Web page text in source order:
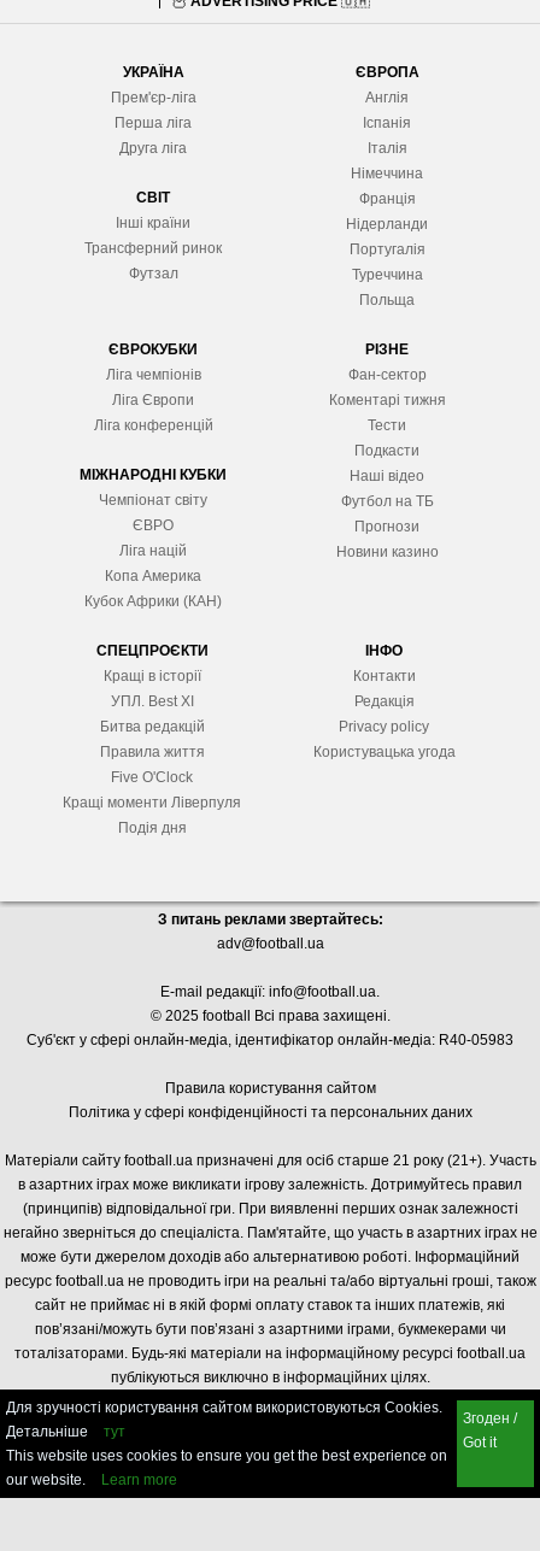
УКРАЇНА
Прем'єр-ліга
Перша ліга
Друга ліга
СВІТ
Інші країни
Трансферний ринок
Футзал
ЄВРОПА
Англія
Іспанія
Італія
Німеччина
Франція
Нідерланди
Португалія
Туреччина
Польща
ЄВРОКУБКИ
Ліга чемпіонів
Ліга Європи
Ліга конференцій
МІЖНАРОДНІ КУБКИ
Чемпіонат світу
ЄВРО
Ліга націй
Копа Америка
Кубок Африки (КАН)
РІЗНЕ
Фан-сектор
Коментарі тижня
Тести
Подкасти
Наші відео
Футбол на ТБ
Прогнози
Новини казино
СПЕЦПРОЄКТИ
Кращі в історії
УПЛ. Best XІ
Битва редакцій
Правила життя
Five O'Clock
Кращі моменти Ліверпуля
Подія дня
ІНФО
Контакти
Редакція
Privacy policy
Користувацька угода
З питань реклами звертайтесь:
adv@football.ua
E-mail редакції: info@football.ua.
© 2025 football Всі права захищені.
Суб'єкт у сфері онлайн-медіа, ідентифікатор онлайн-медіа: R40-05983
Правила користування сайтом
Політика у сфері конфіденційності та персональних даних
Матеріали сайту football.ua призначені для осіб старше 21 року (21+). Участь
в азартних іграх може викликати ігрову залежність. Дотримуйтесь правил
(принципів) відповідальної гри. При виявленні перших ознак залежності
негайно зверніться до спеціаліста. Пам'ятайте, що участь в азартних іграх не
може бути джерелом доходів або альтернативою роботі. Інформаційний
ресурс football.ua не проводить ігри на реальні та/або віртуальні гроші, також
сайт не приймає ні в якій формі оплату ставок та інших платежів, які
пов’язані/можуть бути пов’язані з азартними іграми, букмекерами чи
тоталізаторами. Будь-які матеріали на інформаційному ресурсі football.ua
публікуються виключно в інформаційних цілях.
Для зручності користування сайтом використовуються Cookies.
Детальніше
тут
This website uses cookies to ensure you get the best experience on
our website.
Learn more
Згоден /
Got it